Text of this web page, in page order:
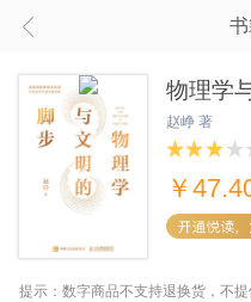
物理学
赵峥 著
￥
提示：数字商品不支持退换货，不提